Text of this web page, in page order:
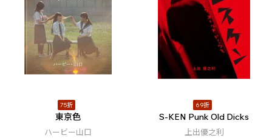
75折
東京色
ハービー山口
69折
S-KEN Punk Old Dicks
上出優之利